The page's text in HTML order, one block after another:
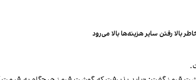
بالا رفتن سایر هزینه‌ها بالا می‌رود